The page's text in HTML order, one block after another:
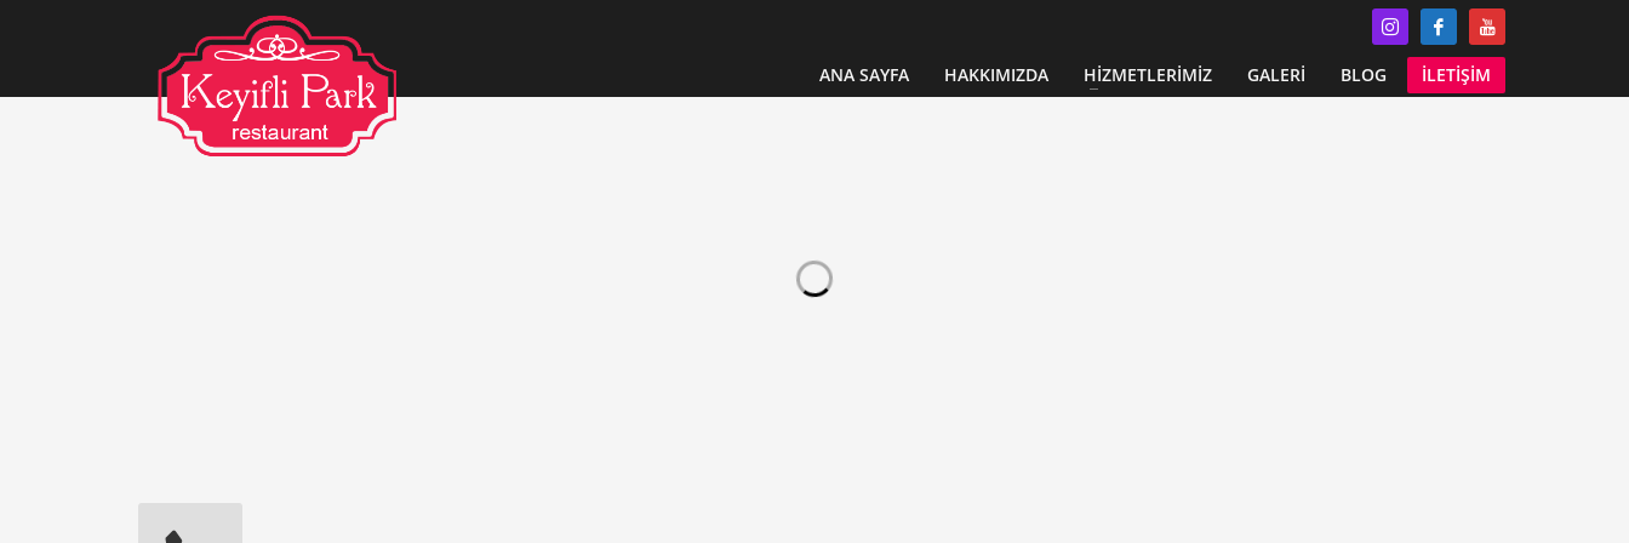
ANA SAYFA HAKKIMIZDA HİZMETLERİMİZ GALERİ BLOG İLETİŞİM